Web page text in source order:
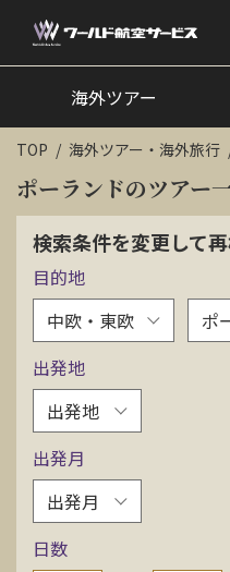
海外ツアー
国内ツアー
クルーズツアー
ツアー催行状況
旅のひろば
イベント
新着情報
会社情報
海外ツアー
TOP 海外ツアー・海外旅行
ポーランドのツアー
検索条件を変更して
目的地
出発地
出発月
日数